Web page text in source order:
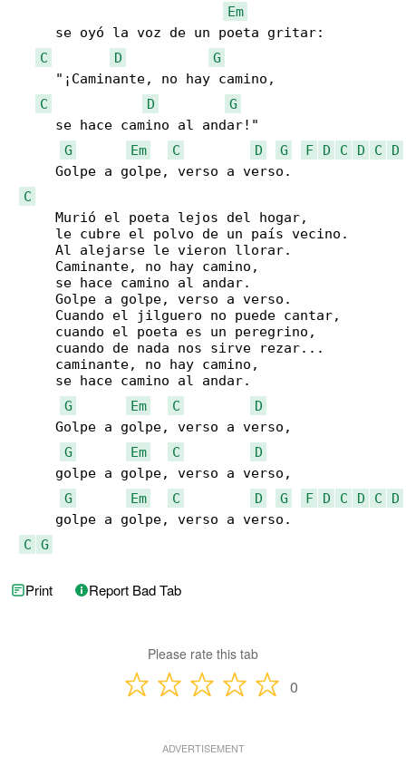
Em
     se oyó la voz de un poeta gritar:
C
D
G
     "¡Caminante, no hay camino,
C
D
G
     se hace camino al andar!"
G
Em C D G F D C D C
D
     Golpe a golpe, verso a verso.
C
     Murió el poeta lejos del hogar,
     le cubre el polvo de un país vecino.
     Al alejarse le vieron llorar.
     Caminante, no hay camino,
     se hace camino al andar.
     Golpe a golpe, verso a verso.
     Cuando el jilguero no puede cantar,
     cuando el poeta es un peregrino,
     cuando de nada nos sirve rezar...
     caminante, no hay camino,
     se hace camino al andar.
G
Em C
D
     Golpe a golpe, verso a verso,
G
Em C
D
     golpe a golpe, verso a verso,
G
Em C D G F D C D C
D
     golpe a golpe, verso a verso.
C
G
Print Report Bad Tab
Please rate this tab
0